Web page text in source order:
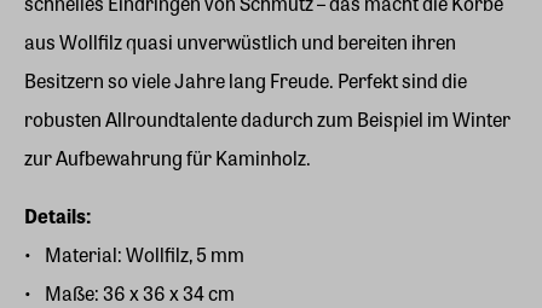
aus Wollfilz quasi unverwüstlich und bereiten ihren
Besitzern so viele Jahre lang Freude. Perfekt sind die
robusten Allroundtalente dadurch zum Beispiel im Winter
zur Aufbewahrung für Kaminholz.
Details:
Material: Wollfilz, 5 mm
Maße: 36 x 36 x 34 cm